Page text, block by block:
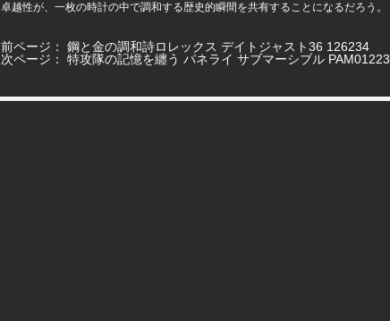
卓越性が、一枚の時計の中で調和する歴史的瞬間を共有することになるだろう。
前ページ： 鋼と金の調和詩ロレックス デイトジャスト36 126234
次ページ： 特攻隊の記憶を纏う パネライ サブマーシブル PAM01223